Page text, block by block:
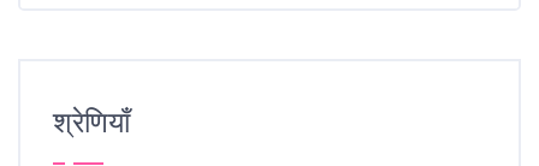
श्रेणियाँ